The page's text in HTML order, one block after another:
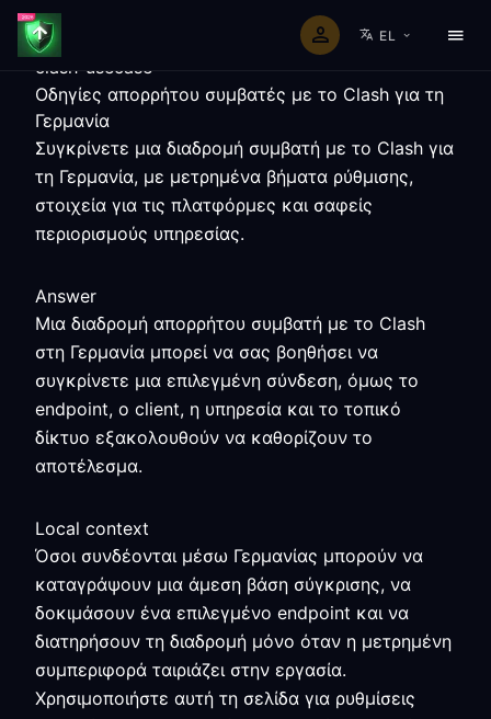
EL
clash-usecase
Οδηγίες απορρήτου συμβατές με το Clash για τη
Γερμανία
Συγκρίνετε μια διαδρομή συμβατή με το Clash για
τη Γερμανία, με μετρημένα βήματα ρύθμισης,
στοιχεία για τις πλατφόρμες και σαφείς
περιορισμούς υπηρεσίας.
Answer
Μια διαδρομή απορρήτου συμβατή με το Clash
στη Γερμανία μπορεί να σας βοηθήσει να
συγκρίνετε μια επιλεγμένη σύνδεση, όμως το
endpoint, ο client, η υπηρεσία και το τοπικό
δίκτυο εξακολουθούν να καθορίζουν το
αποτέλεσμα.
Local context
Όσοι συνδέονται μέσω Γερμανίας μπορούν να
καταγράψουν μια άμεση βάση σύγκρισης, να
δοκιμάσουν ένα επιλεγμένο endpoint και να
διατηρήσουν τη διαδρομή μόνο όταν η μετρημένη
συμπεριφορά ταιριάζει στην εργασία.
Χρησιμοποιήστε αυτή τη σελίδα για ρυθμίσεις